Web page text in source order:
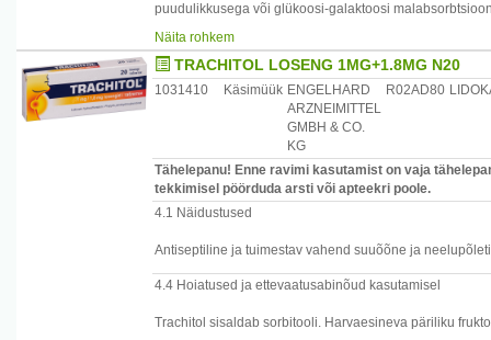
puudulikkusega või glükoosi-galaktoosi
Alla 6 aastased lapsed ei tohi ravimit kasutada.
Kui teil tekib õhupuudustunne, palavik, mädane ja/või
ühendust oma arstiga.
Näita rohkem
TRACHITOL LOSENG 1MG+1.8MG N20
1031410 Käsimüük ENGELHARD
ARZNEIMITTEL
GMBH & CO.
KG
R02AD80
Tähelepanu! Enne ravimi kasutamist on vaja
tekkimisel pöörduda arsti või apteekri poole.
4.1 Näidustused
Antiseptiline ja tuimestav vahend suuõõne ja
4.4 Hoiatused ja ettevaatusabinõud kasutamisel
Trachitol sisaldab sorbitooli. Harvaesineva päriliku